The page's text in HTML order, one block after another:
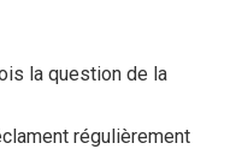
la question de la
régulièrement